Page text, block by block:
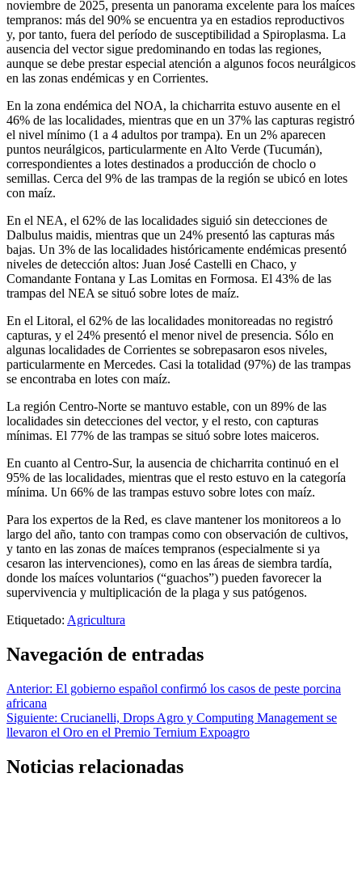
noviembre de 2025, presenta un panorama excelente para los maíces
tempranos: más del 90% se encuentra ya en estadios reproductivos
y, por tanto, fuera del período de susceptibilidad a Spiroplasma. La
ausencia del vector sigue predominando en todas las regiones,
aunque se debe prestar especial atención a algunos focos neurálgicos
en las zonas endémicas y en Corrientes.
En la zona endémica del NOA, la chicharrita estuvo ausente en el
46% de las localidades, mientras que en un 37% las capturas registró
el nivel mínimo (1 a 4 adultos por trampa). En un 2% aparecen
puntos neurálgicos, particularmente en Alto Verde (Tucumán),
correspondientes a lotes destinados a producción de choclo o
semillas. Cerca del 9% de las trampas de la región se ubicó en lotes
con maíz.
En el NEA, el 62% de las localidades siguió sin detecciones de
Dalbulus maidis, mientras que un 24% presentó las capturas más
bajas. Un 3% de las localidades históricamente endémicas presentó
niveles de detección altos: Juan José Castelli en Chaco, y
Comandante Fontana y Las Lomitas en Formosa. El 43% de las
trampas del NEA se situó sobre lotes de maíz.
En el Litoral, el 62% de las localidades monitoreadas no registró
capturas, y el 24% presentó el menor nivel de presencia. Sólo en
algunas localidades de Corrientes se sobrepasaron esos niveles,
particularmente en Mercedes. Casi la totalidad (97%) de las trampas
se encontraba en lotes con maíz.
La región Centro-Norte se mantuvo estable, con un 89% de las
localidades sin detecciones del vector, y el resto, con capturas
mínimas. El 77% de las trampas se situó sobre lotes maiceros.
En cuanto al Centro-Sur, la ausencia de chicharrita continuó en el
95% de las localidades, mientras que el resto estuvo en la categoría
mínima. Un 66% de las trampas estuvo sobre lotes con maíz.
Para los expertos de la Red, es clave mantener los monitoreos a lo
largo del año, tanto con trampas como con observación de cultivos,
y tanto en las zonas de maíces tempranos (especialmente si ya
cesaron las intervenciones), como en las áreas de siembra tardía,
donde los maíces voluntarios (“guachos”) pueden favorecer la
supervivencia y multiplicación de la plaga y sus patógenos.
Etiquetado: Agricultura
Navegación de entradas
Anterior: El gobierno español confirmó los casos de peste porcina
africana
Siguiente: Crucianelli, Drops Agro y Computing Management se
llevaron el Oro en el Premio Ternium Expoagro
Noticias relacionadas